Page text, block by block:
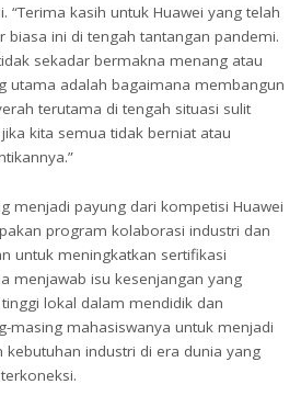
“Terima kasih untuk Huawei yang telah
biasa ini di tengah tantangan pandemi.
sekadar bermakna menang atau
utama adalah bagaimana membangun
terutama di tengah situasi sulit
kita semua tidak berniat atau
menjadi payung dari kompetisi Huawei
program kolaborasi industri dan
untuk meningkatkan sertifikasi
menjawab isu kesenjangan yang
lokal dalam mendidik dan
masing mahasiswanya untuk menjadi
kebutuhan industri di era dunia yang